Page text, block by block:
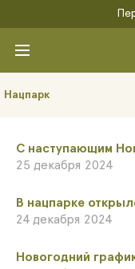
Нацпарк
С наступающим
25 декабря 2024
В нацпарке
24 декабря 2024
Новогодний